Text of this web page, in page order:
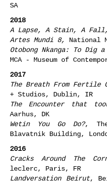
SA
2018
A Lapse, A Stain, A
Artes Mundi 8, National
Otobong Nkanga: To Dig
MCA - Museum of
2017
The Breath From Fertile
+ Studios, Dublin, IR
The Encounter that
Aarhus, DK
Wetin You Go Do?,
Blavatnik Building,
2016
Cracks Around The
leclerc, Paris, FR
Landversation Beirut,